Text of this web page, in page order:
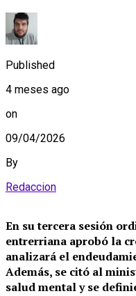
Published
4 meses ago
on
09/04/2026
By
Redaccion
En su tercera sesión
entrerriana aprobó la
analizará el
Además, se citó al
salud mental y se